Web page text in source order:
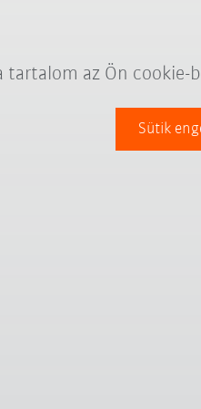
tartalom az Ön
Sütik